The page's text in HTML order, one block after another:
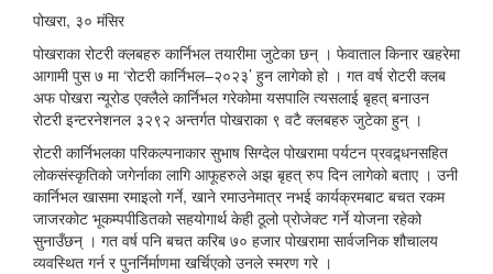
पोखरा, ३० मंसिर
पोखराका रोटरी क्लबहरु कार्निभल तयारीमा जुटेका छन् । फेवाताल किनार खहरेमा
आगामी पुस ७ मा ‘रोटरी कार्निभल–२०२३’ हुन लागेको हो । गत वर्ष रोटरी क्लब
अफ पोखरा न्यूरोड एक्लैले कार्निभल गरेकोमा यसपालि त्यसलाई बृहत् बनाउन
रोटरी इन्टरनेशनल ३२९२ अन्तर्गत पोखराका ९ वटै क्लबहरु जुटेका हुन् ।
रोटरी कार्निभलका परिकल्पनाकार सुभाष सिग्देल पोखरामा पर्यटन प्रवद्र्धनसहित
लोकसंस्कृतिको जगेर्नाका लागि आफूहरुले अझ बृहत् रुप दिन लागेको बताए । उनी
कार्निभल खासमा रमाइलो गर्ने, खाने रमाउनेमात्र नभई कार्यक्रमबाट बचत रकम
जाजरकोट भूकम्पपीडितको सहयोगार्थ केही ठूलो प्रोजेक्ट गर्ने योजना रहेको
सुनाउँछन् । गत वर्ष पनि बचत करिब ७० हजार पोखरामा सार्वजनिक शौचालय
व्यवस्थित गर्न र पुनर्निर्माणमा खर्चिएको उनले स्मरण गरे ।